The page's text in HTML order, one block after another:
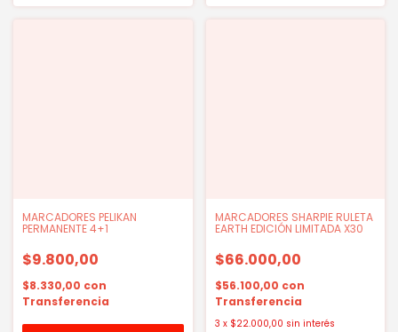
MARCADORES PELIKAN
PERMANENTE 4+1
$9.800,00
$8.330,00 con
Transferencia
MARCADORES SHARPIE RULETA
EARTH EDICIÓN LIMITADA X30
$66.000,00
$56.100,00 con
Transferencia
3 x $22.000,00 sin interés